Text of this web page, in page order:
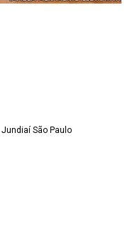
Jundiaí São Paulo